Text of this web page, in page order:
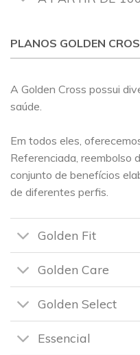
PLANOS GOLDEN
A Golden Cross possui
saúde.
Em todos eles,
Referenciada, reembolso
conjunto de benefícios
de diferentes perfis.
Golden Fit
Golden Care
Golden Select
Essencial